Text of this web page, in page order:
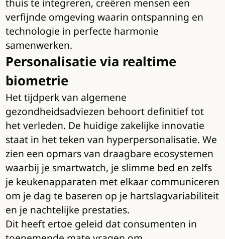
verfijnde omgeving waarin ontspanning en
technologie in perfecte harmonie
samenwerken.
Personalisatie via realtime
biometrie
Het tijdperk van algemene
gezondheidsadviezen behoort definitief tot
het verleden. De huidige zakelijke innovatie
staat in het teken van hyperpersonalisatie. We
zien een opmars van draagbare ecosystemen
waarbij je smartwatch, je slimme bed en zelfs
je keukenapparaten met elkaar communiceren
om je dag te baseren op je hartslagvariabiliteit
en je nachtelijke prestaties.
Dit heeft ertoe geleid dat consumenten in